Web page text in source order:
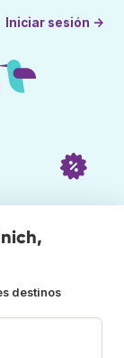
Iniciar sesión →
destinos